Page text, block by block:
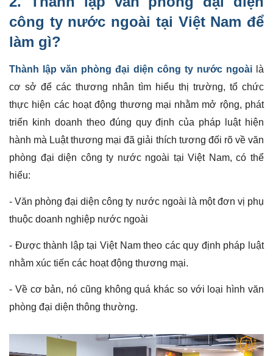
công ty nước ngoài tại Việt Nam để
làm gì?
Thành lập văn phòng đại diện công ty nước ngoàilà
cơ sở để các thương nhân tìm hiểu thị trường, tổ chức
thực hiện các hoạt động thương mại nhằm mở rộng, phát
triển kinh doanh theo đúng quy định của pháp luật hiện
hành mà Luật thương mại đã giải thích tương đối rõ về văn
phòng đại diện công ty nước ngoài tại Việt Nam, có thể
hiểu:
- Văn phòng đại diện công ty nước ngoài là một đơn vị phụ
thuộc doanh nghiệp nước ngoài
- Được thành lập tại Việt Nam theo các quy định pháp luật
nhằm xúc tiến các hoạt động thương mại.
- Về cơ bản, nó cũng không quá khác so với loại hình văn
phòng đại diện thông thường.